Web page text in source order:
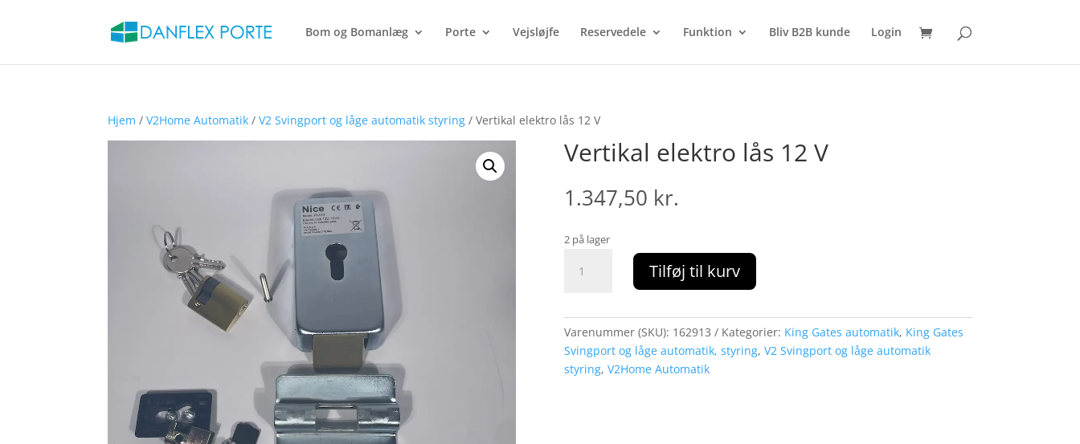
Bom og Bomanlæg Porte Vejsløjfe Reservedele Funktion Bliv B2B kunde Login
Hjem /V2Home Automatik /V2 Svingport og låge automatik styring / Vertikal elektro lås 12 V
Vertikal elektro lås 12 V
1.347,50 kr.
2 på lager
elektro
V
antal
Tilføj til kurv
Varenummer (SKU): 162913 Kategorier: King Gates automatik, King Gates
Svingport og låge automatik, styring, V2 Svingport og låge automatik
styring, V2Home Automatik